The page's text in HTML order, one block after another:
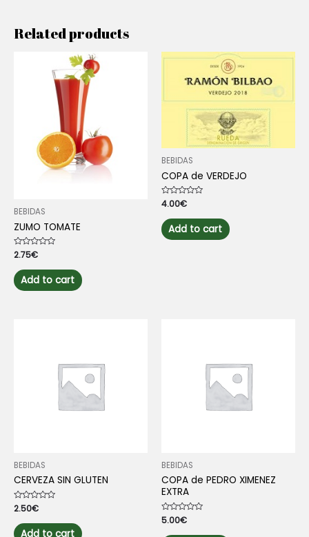
Related products
BEBIDAS
ZUMO TOMATE
Rated
0
out
of
5
2.75€
Add to cart
BEBIDAS
COPA de VERDEJO
Rated
0
out
of
5
4.00€
Add to cart
BEBIDAS
CERVEZA SIN GLUTEN
Rated
0
out
of
2.50€
Add to cart
BEBIDAS
COPA de PEDRO XIMENEZ
EXTRA
Rated
0
out
5.00€